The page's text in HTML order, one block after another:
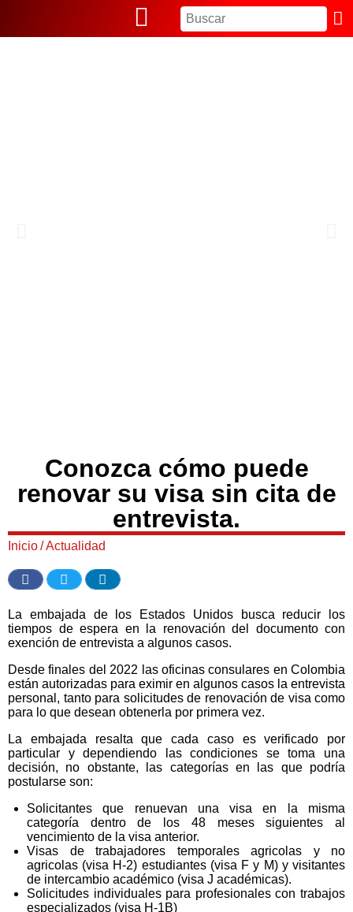
Conozca cómo puede
renovar su visa sin cita de
entrevista.
Inicio/Actualidad
La embajada de los Estados Unidos busca reducir los
tiempos de espera en la renovación del documento con
exención de entrevista a algunos casos.
Desde finales del 2022 las oficinas consulares en Colombia
están autorizadas para eximir en algunos casos la entrevista
personal, tanto para solicitudes de renovación de visa como
para lo que desean obtenerla por primera vez.
La embajada resalta que cada caso es verificado por
particular y dependiendo las condiciones se toma una
decisión, no obstante, las categorías en las que podría
postularse son:
Solicitantes que renuevan una visa en la misma
categoría dentro de los 48 meses siguientes al
vencimiento de la visa anterior.
Visas de trabajadores temporales agricolas y no
agricolas (visa H-2) estudiantes (visa F y M) y visitantes
de intercambio académico (visa J académicas).
Solicitudes individuales para profesionales con trabajos
especializados (visa H-1B)